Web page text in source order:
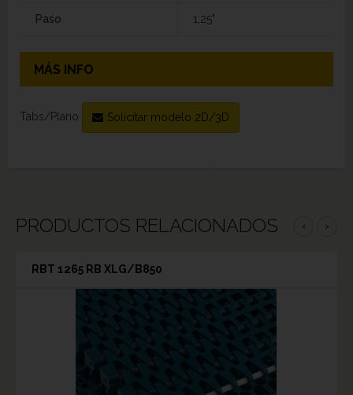
Paso 1,25"
MÁS INFO
Tabs/Plano Solicitar modelo 2D/3D
PRODUCTOS RELACIONADOS ‹ ›
RBT 1265 RB XLG/B850